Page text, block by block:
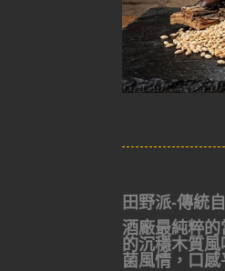
田野派-傳統
酒廠最純粹
的沉穩木質
菌風情，口